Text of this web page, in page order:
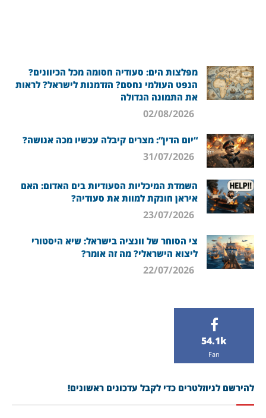
מפלצות הים: סעודיה חסומה מכל הכיוונים?
הנפט העולמי נחסם? הזדמנות לישראל? לראות
את התמונה הגדולה
“יום הדין”: מצרים קיבלה עכשיו מכה אנושה?
השמדת המיכליות הסעודיות בים האדום: האם
איראן חונקת למוות את סעודיה?
צי הסוחר של וונציה בישראל: שיא היסטורי
ליצוא הישראלי? מה זה אומר?
54.1k
Fan
להירשם לניוזלטרים כדי לקבל עדכונים ראשונים!